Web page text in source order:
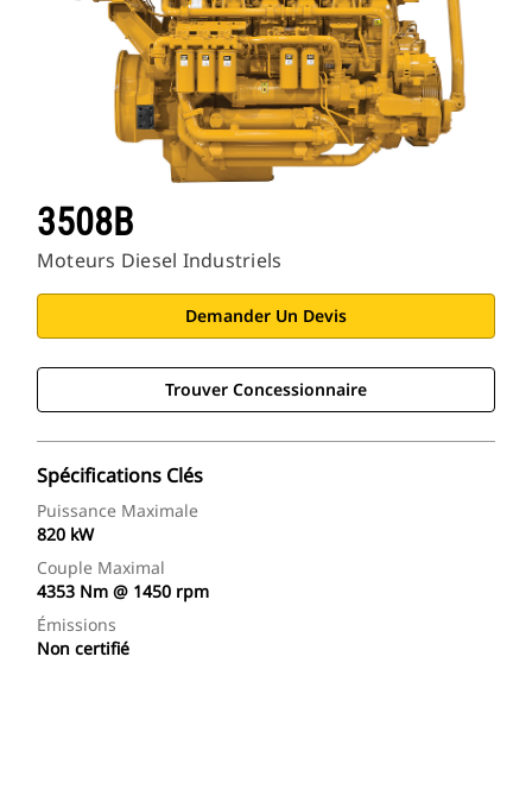
3508B
Moteurs Diesel Industriels
Demander Un Devis
Trouver Concessionnaire
Spécifications Clés
Puissance Maximale
820 kW
Couple Maximal
4353 Nm @ 1450 rpm
Émissions
Non certifié